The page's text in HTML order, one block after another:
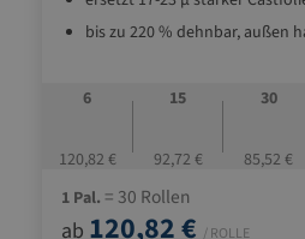
bis zu 220 % dehnbar, außen
6
120,82 €
15
92,72 €
30
85,52 €
1 Pal. = 30 Rollen
ab 120,82 € / ROLLE